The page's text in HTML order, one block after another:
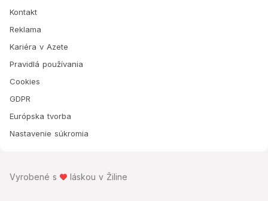
Kontakt
Reklama
Kariéra v Azete
Pravidlá používania
Cookies
GDPR
Európska tvorba
Nastavenie súkromia
Vyrobené s láskou v Žiline